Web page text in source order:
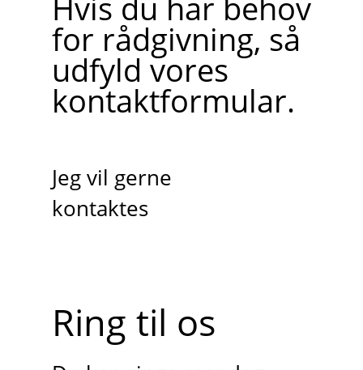
Hvis du har behov
for rådgivning, så
udfyld vores
kontaktformular.
Jeg vil gerne
kontaktes
Ring til os